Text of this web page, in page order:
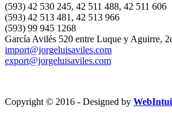
(593) 42 530 245, 42 511 488, 42 511 606
(593) 42 513 481, 42 513 966
(593) 99 945 1268
García Avilés 520 entre Luque y Aguirre,
import@jorgeluisaviles.com
export@jorgeluisaviles.com
Copyright © 2016 - Designed by